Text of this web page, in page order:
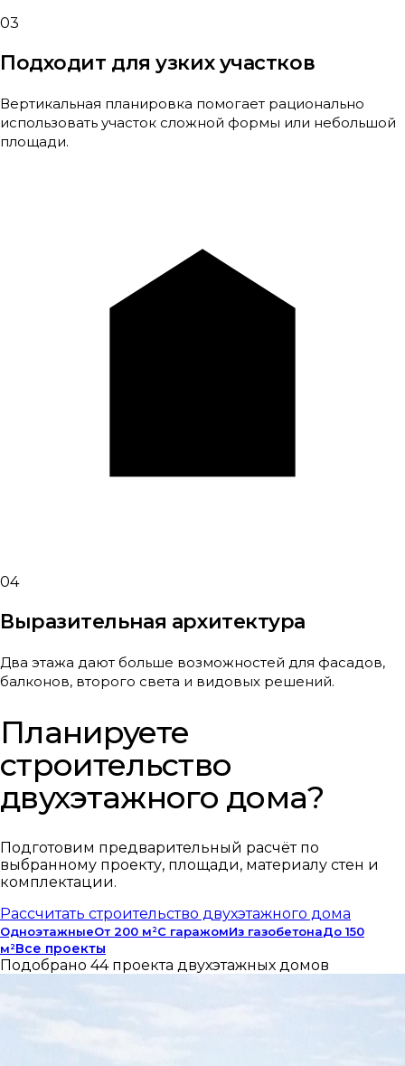
03
Подходит для узких участков
Вертикальная планировка помогает рационально
использовать участок сложной формы или небольшой
площади.
04
Выразительная архитектура
Два этажа дают больше возможностей для фасадов,
балконов, второго света и видовых решений.
Планируете
строительство
двухэтажного дома?
Подготовим предварительный расчёт по
выбранному проекту, площади, материалу стен и
комплектации.
Рассчитать строительство двухэтажного дома
ОдноэтажныеОт 200 м²С гаражомИз газобетонаДо 150
м²Все проекты
Подобрано 44 проекта двухэтажных домов